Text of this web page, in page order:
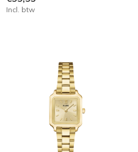
Incl. btw